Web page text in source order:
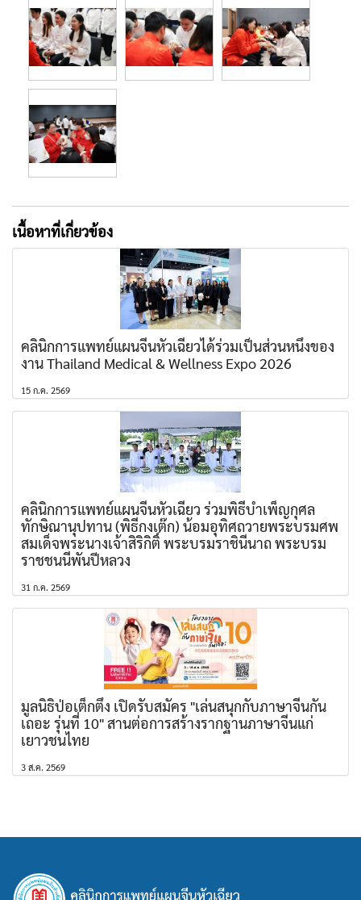
เนื้อหาที่เกี่ยวข้อง
คลินิกการแพทย์แผนจีนหัวเฉียวได้ร่วมเป็นส่วนหนึ่งของ
งาน Thailand Medical & Wellness Expo 2026
15 ก.ค. 2569
คลินิกการแพทย์แผนจีนหัวเฉียว ร่วมพิธีบำเพ็ญกุศล
ทักษิณานุปทาน (พิธีกงเต๊ก) น้อมอุทิศถวายพระบรมศพ
สมเด็จพระนางเจ้าสิริกิติ์ พระบรมราชินีนาถ พระบรม
ราชชนนีพันปีหลวง
31 ก.ค. 2569
มูลนิธิป่อเต็กตึ๊ง เปิดรับสมัคร "เล่นสนุกกับภาษาจีนกัน
เถอะ รุ่นที่ 10" สานต่อการสร้างรากฐานภาษาจีนแก่
เยาวชนไทย
3 ส.ค. 2569